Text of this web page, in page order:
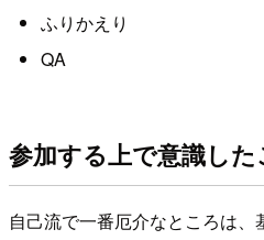
ふりかえり
QA
参加する上で意識し
自己流で一番厄介なところは